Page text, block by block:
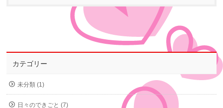
カテゴリー
未分類 (1)
日々のできごと (7)